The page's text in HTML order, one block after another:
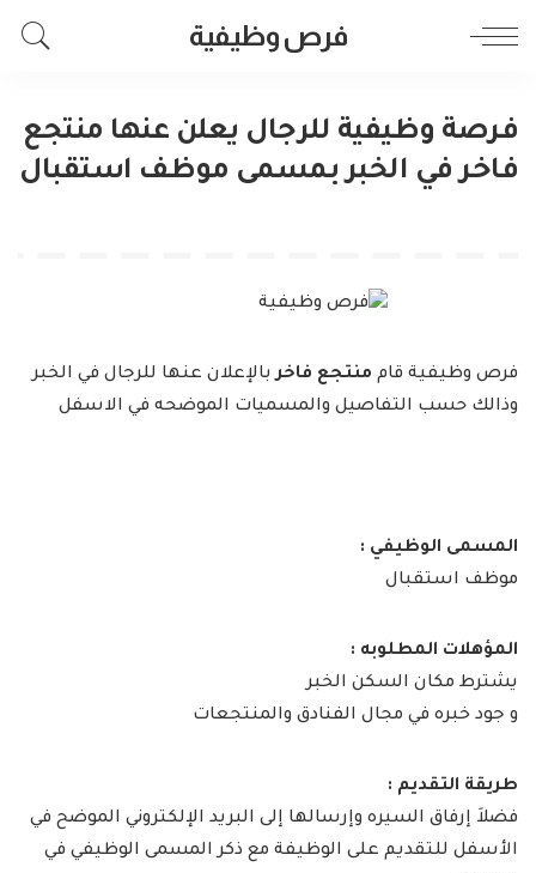
فرص وظيفية
فرصة وظيفية للرجال يعلن عنها منتجع
فاخر في الخبر بمسمى موظف استقبال
فرص وظيفية قام منتجع فاخربالإعلان عنها للرجال في الخبر
وذالك حسب التفاصيل والمسميات الموضحه في الاسفل
المسمى الوظيفي :
موظف استقبال
المؤهلات المطلوبه :
يشترط مكان السكن الخبر
و جود خبره في مجال الفنادق والمنتجعات
طريقة التقديم :
فضلاَ إرفاق السيره وإرسالها إلى البريد الإلكتروني الموضح في
الأسفل للتقديم على الوظيفة مع ذكر المسمى الوظيفي في